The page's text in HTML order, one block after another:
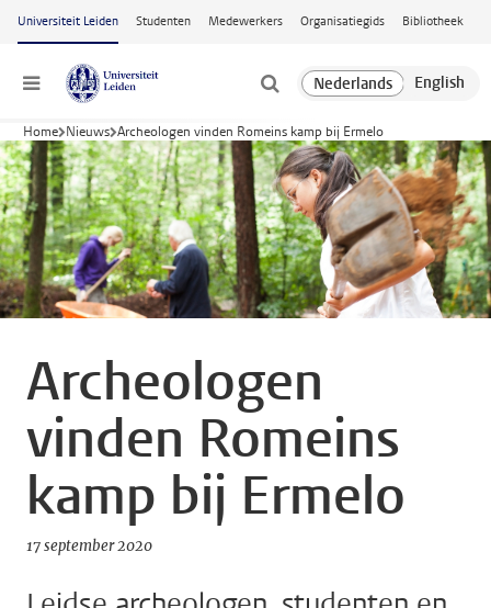
Ga naar hoofdinhoud
Universiteit Leiden Studenten Medewerkers Organisatiegids Bibliotheek
Menu
Home Nieuws Archeologen vinden Romeins kamp bij Ermelo
Archeologen
vinden Romeins
kamp bij Ermelo
17 september 2020